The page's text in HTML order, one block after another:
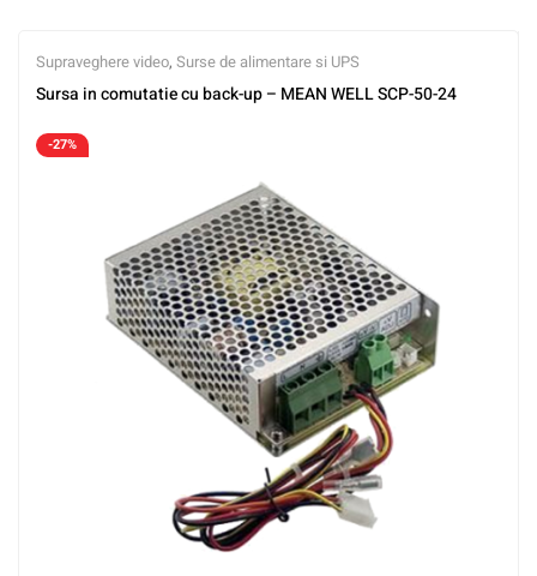
Supraveghere video, Surse de alimentare si UPS
Sursa in comutatie cu back-up – MEAN WELL SCP-50-24
-27%